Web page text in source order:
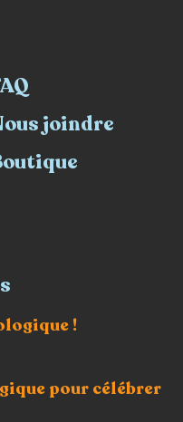
joindre
!
pour célébrer